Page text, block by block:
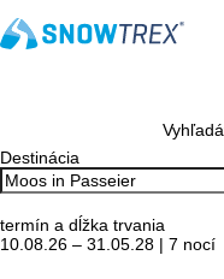
Destinácia
termín a dĺžka trvania
10.08.26 – 31.05.28 | 7 nocí